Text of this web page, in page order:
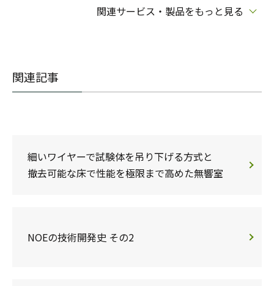
関連サービス・製品をもっと見る
関連記事
細いワイヤーで試験体を吊り下げる方式と
撤去可能な床で性能を極限まで高めた無響室
NOEの技術開発史 その2